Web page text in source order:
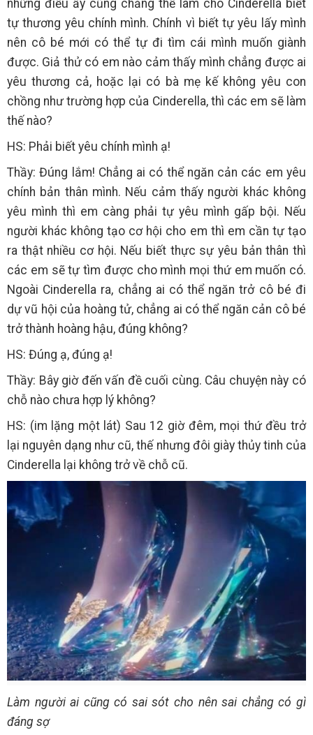
những điều ấy cũng chẳng thể làm cho Cinderella biết
tự thương yêu chính mình. Chính vì biết tự yêu lấy mình
nên cô bé mới có thể tự đi tìm cái mình muốn giành
được. Giả thử có em nào cảm thấy mình chẳng được ai
yêu thương cả, hoặc lại có bà mẹ kế không yêu con
chồng như trường hợp của Cinderella, thì các em sẽ làm
thế nào?
HS: Phải biết yêu chính mình ạ!
Thầy: Đúng lắm! Chẳng ai có thể ngăn cản các em yêu
chính bản thân mình. Nếu cảm thấy người khác không
yêu mình thì em càng phải tự yêu mình gấp bội. Nếu
người khác không tạo cơ hội cho em thì em cần tự tạo
ra thật nhiều cơ hội. Nếu biết thực sự yêu bản thân thì
các em sẽ tự tìm được cho mình mọi thứ em muốn có.
Ngoài Cinderella ra, chẳng ai có thể ngăn trở cô bé đi
dự vũ hội của hoàng tử, chẳng ai có thể ngăn cản cô bé
trở thành hoàng hậu, đúng không?
HS: Đúng ạ, đúng ạ!
Thầy: Bây giờ đến vấn đề cuối cùng. Câu chuyện này có
chỗ nào chưa hợp lý không?
HS: (im lặng một lát) Sau 12 giờ đêm, mọi thứ đều trở
lại nguyên dạng như cũ, thế nhưng đôi giày thủy tinh của
Cinderella lại không trở về chỗ cũ.
Làm người ai cũng có sai sót cho nên sai chẳng có gì
đáng sợ